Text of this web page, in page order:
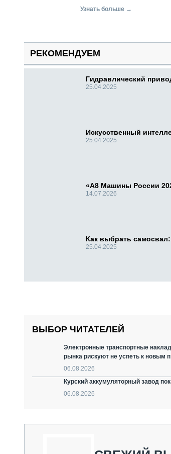
Узнать больше →
РЕКОМЕНДУЕМ
Гидравлический
25.04.2025
Искусственный
25.04.2025
«А8 Машины России
14.07.2026
Как выбрать самосвал:
25.04.2025
ВЫБОР ЧИТАТЕЛЕЙ
Электронные транспортные
рынка рискуют не успеть к новым
06.08.2026
Курский аккумуляторный завод
06.08.2026